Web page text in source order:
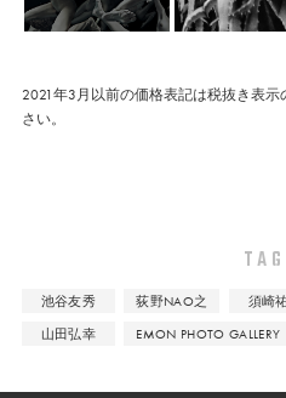
2021年3月以前の価格表記は税抜き表
さい。
池谷友秀 荻野NAO之 須崎
山田弘幸
EMON PHOTO GALLERY